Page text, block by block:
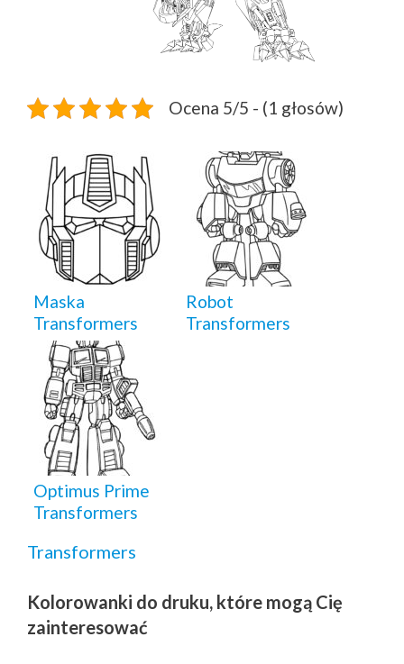
Ocena 5/5 - (1 głosów)
Maska
Transformers
Robot
Transformers
Optimus Prime
Transformers
Transformers
Kolorowanki do druku, które mogą Cię
zainteresować